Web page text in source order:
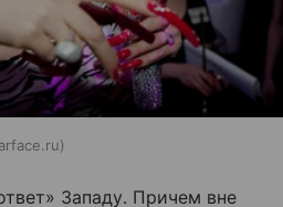
Западу. Причем вне